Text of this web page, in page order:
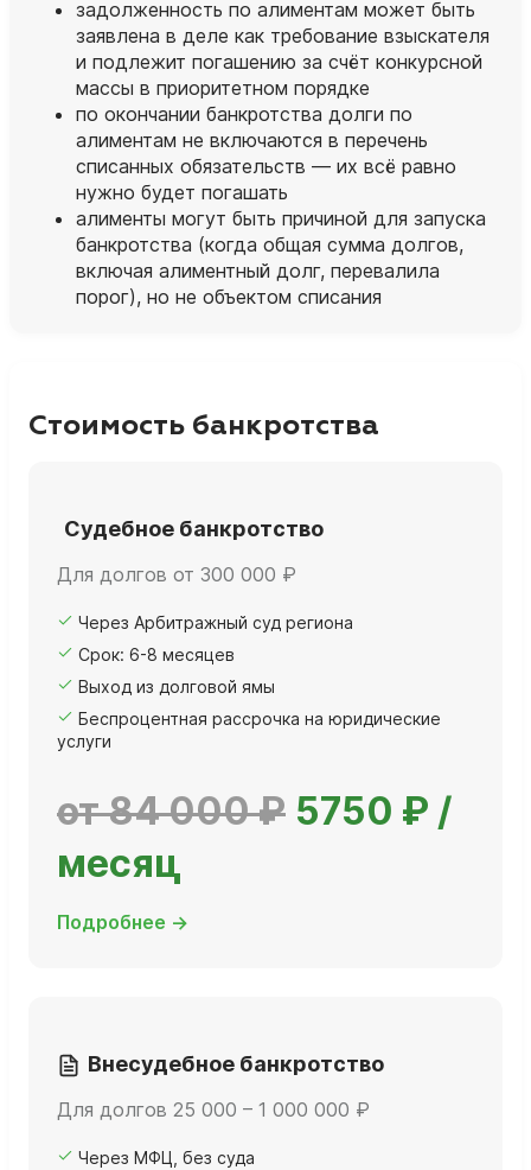
задолженность по алиментам может быть
заявлена в деле как требование взыскателя
и подлежит погашению за счёт конкурсной
массы в приоритетном порядке
по окончании банкротства долги по
алиментам не включаются в перечень
списанных обязательств — их всё равно
нужно будет погашать
алименты могут быть причиной для запуска
банкротства (когда общая сумма долгов,
включая алиментный долг, перевалила
порог), но не объектом списания
Стоимость банкротства
Судебное банкротство
Для долгов от 300 000 ₽
Через Арбитражный суд региона
Срок: 6-8 месяцев
Выход из долговой ямы
Беспроцентная рассрочка на юридические
услуги
от 84 000 ₽ 5750 ₽ /
месяц
Подробнее →
Внесудебное банкротство
Для долгов 25 000 – 1 000 000 ₽
Через МФЦ, без суда